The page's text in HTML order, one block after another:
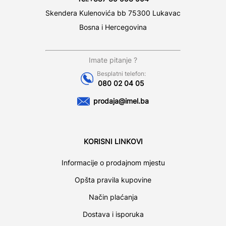
Skendera Kulenovića bb 75300 Lukavac
Bosna i Hercegovina
Imate pitanje ?
Besplatni telefon:
080 02 04 05
prodaja@imel.ba
KORISNI LINKOVI
Informacije o prodajnom mjestu
Opšta pravila kupovine
Način plaćanja
Dostava i isporuka